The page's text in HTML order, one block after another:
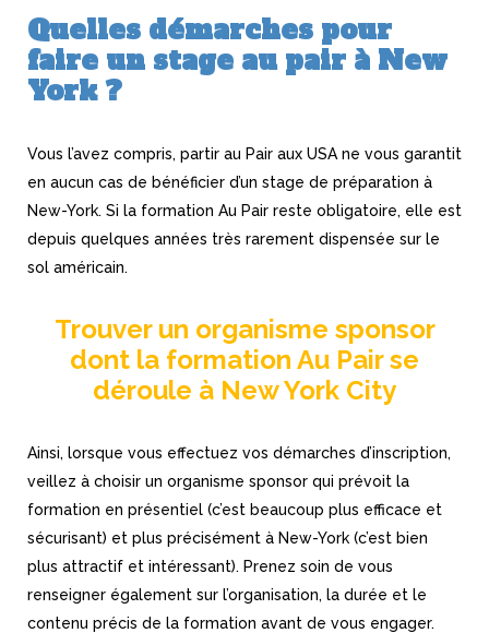
Quelles démarches pour
faire un stage au pair à New
York ?
Vous l’avez compris, partir au Pair aux USA ne vous garantit
en aucun cas de bénéficier d’un stage de préparation à
New-York. Si la formation Au Pair reste obligatoire, elle est
depuis quelques années très rarement dispensée sur le
sol américain.
Trouver un organisme sponsor
dont la formation Au Pair se
déroule à New York City
Ainsi, lorsque vous effectuez vos démarches d’inscription,
veillez à choisir un organisme sponsor qui prévoit la
formation en présentiel (c’est beaucoup plus efficace et
sécurisant) et plus précisément à New-York (c’est bien
plus attractif et intéressant). Prenez soin de vous
renseigner également sur l’organisation, la durée et le
contenu précis de la formation avant de vous engager.